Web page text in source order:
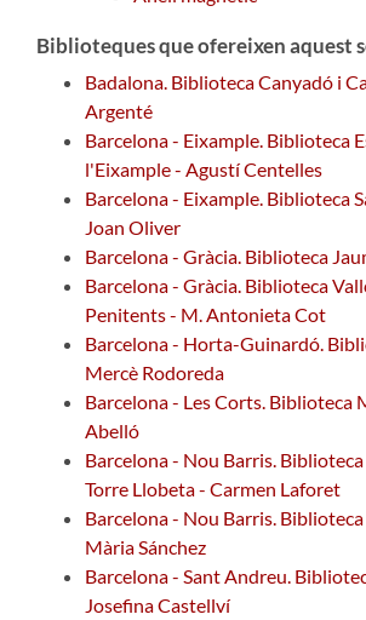
Biblioteques que ofereixen aquest
Badalona. Biblioteca Canyadó i
Argenté
Barcelona - Eixample. Biblioteca
l'Eixample - Agustí Centelles
Barcelona - Eixample. Biblioteca
Joan Oliver
Barcelona - Gràcia. Biblioteca
Barcelona - Gràcia. Biblioteca
Penitents - M. Antonieta Cot
Barcelona - Horta-Guinardó.
Mercè Rodoreda
Barcelona - Les Corts. Biblioteca
Abelló
Barcelona - Nou Barris.
Torre Llobeta - Carmen Laforet
Barcelona - Nou Barris.
Mària Sánchez
Barcelona - Sant Andreu.
Josefina Castellví